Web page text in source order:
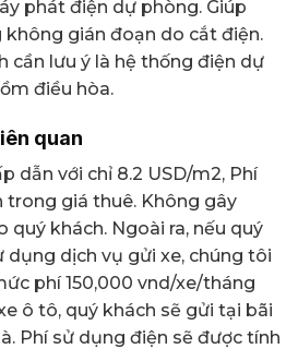
phát điện dự phòng. Giúp
gián đoạn do cắt điện.
cần lưu ý là hệ thống điện dự
điều hòa.
quan
dẫn với chỉ 8.2 USD/m2, Phí
trong giá thuê. Không gây
quý khách. Ngoài ra, nếu quý
dụng dịch vụ gửi xe, chúng tôi
phí 150,000 vnd/xe/tháng
ô tô, quý khách sẽ gửi tại bãi
Phí sử dụng điện sẽ được tính